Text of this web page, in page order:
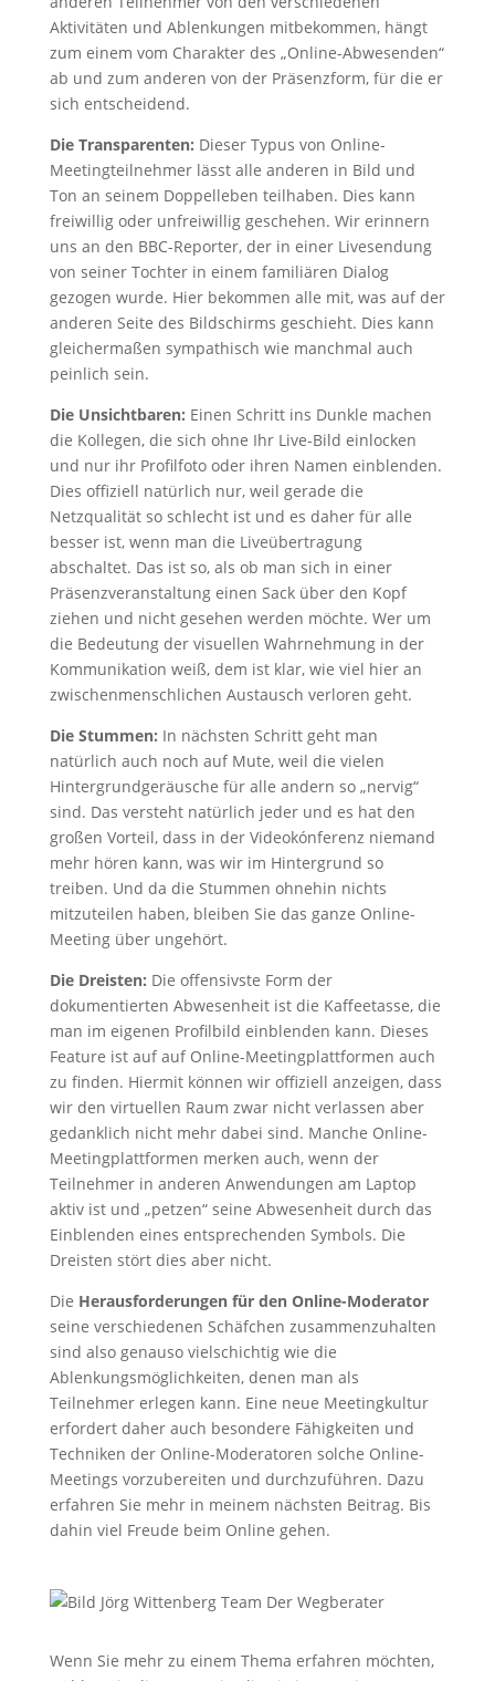
Aktivitäten und Ablenkungen mitbekommen, hängt
zum einem vom Charakter des „Online-Abwesenden“
ab und zum anderen von der Präsenzform, für die er
sich entscheidend.
Die Transparenten: Dieser Typus von Online-
Meetingteilnehmer lässt alle anderen in Bild und
Ton an seinem Doppelleben teilhaben. Dies kann
freiwillig oder unfreiwillig geschehen. Wir erinnern
uns an den BBC-Reporter, der in einer Livesendung
von seiner Tochter in einem familiären Dialog
gezogen wurde. Hier bekommen alle mit, was auf der
anderen Seite des Bildschirms geschieht. Dies kann
gleichermaßen sympathisch wie manchmal auch
peinlich sein.
Die Unsichtbaren: Einen Schritt ins Dunkle machen
die Kollegen, die sich ohne Ihr Live-Bild einlocken
und nur ihr Profilfoto oder ihren Namen einblenden.
Dies offiziell natürlich nur, weil gerade die
Netzqualität so schlecht ist und es daher für alle
besser ist, wenn man die Liveübertragung
abschaltet. Das ist so, als ob man sich in einer
Präsenzveranstaltung einen Sack über den Kopf
ziehen und nicht gesehen werden möchte. Wer um
die Bedeutung der visuellen Wahrnehmung in der
Kommunikation weiß, dem ist klar, wie viel hier an
zwischenmenschlichen Austausch verloren geht.
Die Stummen: In nächsten Schritt geht man
natürlich auch noch auf Mute, weil die vielen
Hintergrundgeräusche für alle andern so „nervig“
sind. Das versteht natürlich jeder und es hat den
großen Vorteil, dass in der Videokónferenz niemand
mehr hören kann, was wir im Hintergrund so
treiben. Und da die Stummen ohnehin nichts
mitzuteilen haben, bleiben Sie das ganze Online-
Meeting über ungehört.
Die Dreisten: Die offensivste Form der
dokumentierten Abwesenheit ist die Kaffeetasse, die
man im eigenen Profilbild einblenden kann. Dieses
Feature ist auf auf Online-Meetingplattformen auch
zu finden. Hiermit können wir offiziell anzeigen, dass
wir den virtuellen Raum zwar nicht verlassen aber
gedanklich nicht mehr dabei sind. Manche Online-
Meetingplattformen merken auch, wenn der
Teilnehmer in anderen Anwendungen am Laptop
aktiv ist und „petzen“ seine Abwesenheit durch das
Einblenden eines entsprechenden Symbols. Die
Dreisten stört dies aber nicht.
Die Herausforderungen für den Online-Moderator
seine verschiedenen Schäfchen zusammenzuhalten
sind also genauso vielschichtig wie die
Ablenkungsmöglichkeiten, denen man als
Teilnehmer erlegen kann. Eine neue Meetingkultur
erfordert daher auch besondere Fähigkeiten und
Techniken der Online-Moderatoren solche Online-
Meetings vorzubereiten und durchzuführen. Dazu
erfahren Sie mehr in meinem nächsten Beitrag. Bis
dahin viel Freude beim Online gehen.
Wenn Sie mehr zu einem Thema erfahren möchten,